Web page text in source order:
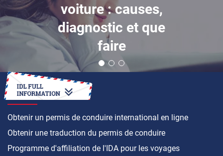
voiture : causes,
diagnostic et que
faire
COMMENT FAIRE
Obtenir un permis de conduire international en ligne
Obtenir une traduction du permis de conduire
Programme d'affiliation de l'IDA pour les voyages